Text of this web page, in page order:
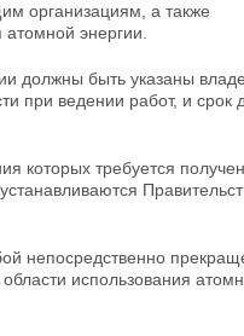
организациям, а также
атомной энергии.
должны быть указаны
при ведении работ, и срок
которых требуется
непосредственно
использования